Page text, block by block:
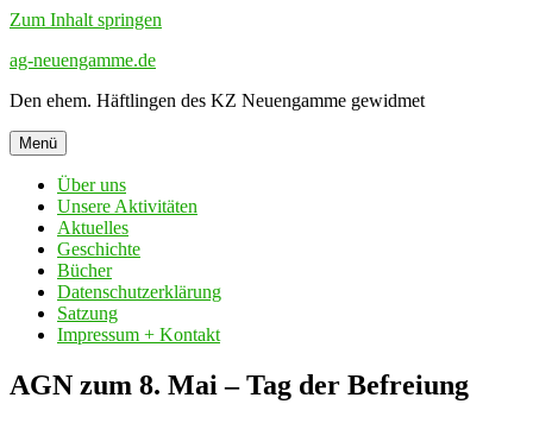
Zum Inhalt springen
ag-neuengamme.de
Den ehem. Häftlingen des KZ Neuengamme gewidmet
Menü
Über uns
Unsere Aktivitäten
Aktuelles
Geschichte
Bücher
Datenschutzerklärung
Satzung
Impressum + Kontakt
AGN zum 8. Mai – Tag der Befreiung